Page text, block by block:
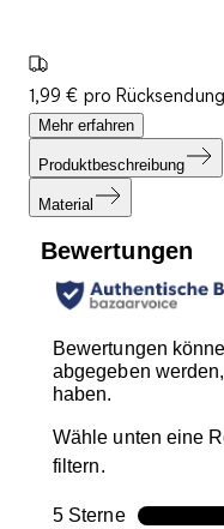
1,99 € pro
Mehr erfahren
Produktbeschreibung
Material
Bewertungen
Bewertungen
abgegeben
haben.
Wähle unten eine
filtern.
5 SterneSterne